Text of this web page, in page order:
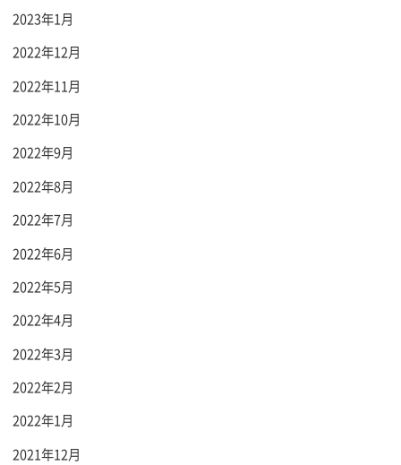
2023年1月
2022年12月
2022年11月
2022年10月
2022年9月
2022年8月
2022年7月
2022年6月
2022年5月
2022年4月
2022年3月
2022年2月
2022年1月
2021年12月